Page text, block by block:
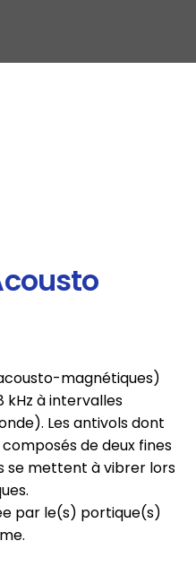
magnétiques)
kHz à intervalles
Les antivols dont
de deux fines
se mettent à vibrer lors
par le(s) portique(s)